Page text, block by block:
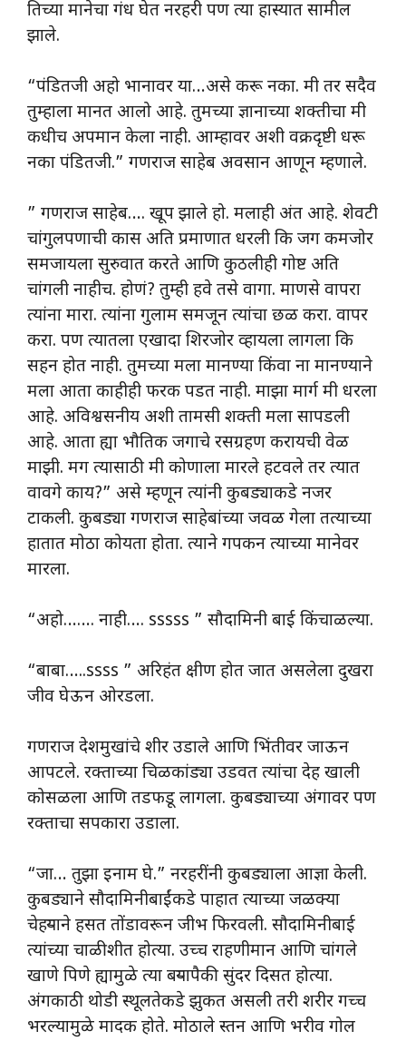
तिच्या मानेचा गंध घेत नरहरी पण त्या हास्यात सामील
झाले.
“पंडितजी अहो भानावर या…असे करू नका. मी तर सदैव
तुम्हाला मानत आलो आहे. तुमच्या ज्ञानाच्या शक्तीचा मी
कधीच अपमान केला नाही. आम्हावर अशी वक्रदृष्टी धरू
नका पंडितजी.” गणराज साहेब अवसान आणून म्हणाले.
” गणराज साहेब…. खूप झाले हो. मलाही अंत आहे. शेवटी
चांगुलपणाची कास अति प्रमाणात धरली कि जग कमजोर
समजायला सुरुवात करते आणि कुठलीही गोष्ट अति
चांगली नाहीच. होणं? तुम्ही हवे तसे वागा. माणसे वापरा
त्यांना मारा. त्यांना गुलाम समजून त्यांचा छळ करा. वापर
करा. पण त्यातला एखादा शिरजोर व्हायला लागला कि
सहन होत नाही. तुमच्या मला मानण्या किंवा ना मानण्याने
मला आता काहीही फरक पडत नाही. माझा मार्ग मी धरला
आहे. अविश्वसनीय अशी तामसी शक्ती मला सापडली
आहे. आता ह्या भौतिक जगाचे रसग्रहण करायची वेळ
माझी. मग त्यासाठी मी कोणाला मारले हटवले तर त्यात
वावगे काय?” असे म्हणून त्यांनी कुबड्याकडे नजर
टाकली. कुबड्या गणराज साहेबांच्या जवळ गेला तत्याच्या
हातात मोठा कोयता होता. त्याने गपकन त्याच्या मानेवर
मारला.
“अहो……. नाही…. sssss ” सौदामिनी बाई किंचाळल्या.
“बाबा…..ssss ” अरिहंत क्षीण होत जात असलेला दुखरा
जीव घेऊन ओरडला.
गणराज देशमुखांचे शीर उडाले आणि भिंतीवर जाऊन
आपटले. रक्ताच्या चिळकांड्या उडवत त्यांचा देह खाली
कोसळला आणि तडफडू लागला. कुबड्याच्या अंगावर पण
रक्ताचा सपकारा उडाला.
“जा… तुझा इनाम घे.” नरहरींनी कुबड्याला आज्ञा केली.
कुबड्याने सौदामिनीबाईंकडे पाहात त्याच्या जळक्या
चेहऱ्याने हसत तोंडावरून जीभ फिरवली. सौदामिनीबाई
त्यांच्या चाळीशीत होत्या. उच्च राहणीमान आणि चांगले
खाणे पिणे ह्यामुळे त्या बऱ्यापैकी सुंदर दिसत होत्या.
अंगकाठी थोडी स्थूलतेकडे झुकत असली तरी शरीर गच्च
भरल्यामुळे मादक होते. मोठाले स्तन आणि भरीव गोल